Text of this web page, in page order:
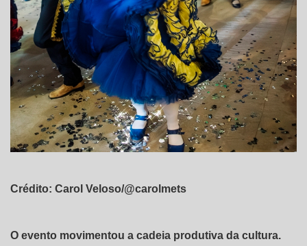
Crédito: Carol Veloso/@carolmets
O evento movimentou a cadeia produtiva da cultura.